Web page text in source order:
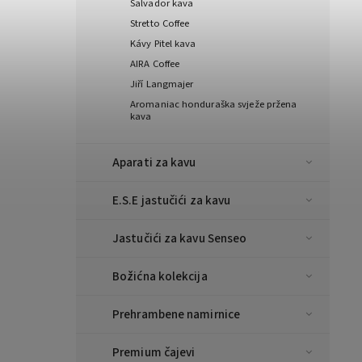
Salvador kava
Stretto Coffee
Kávy Pitel kava
AIRA Coffee
Jiří Langmajer
Aromaniac honduraška svježe pržena
kava
Aparati za kavu
E.S.E jastučići za kavu
Jastučići za kavu Senseo
Božićna kolekcija
Prehrambene namirnice
Premium čajevi